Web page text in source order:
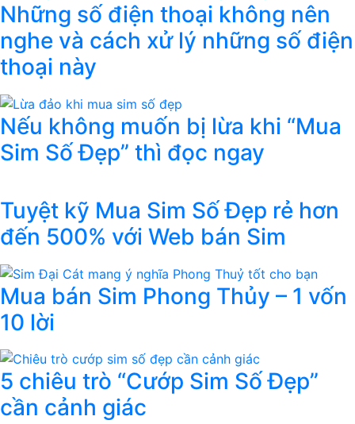
Những số điện thoại không nên
nghe và cách xử lý những số điện
thoại này
Nếu không muốn bị lừa khi “Mua
Sim Số Đẹp” thì đọc ngay
Tuyệt kỹ Mua Sim Số Đẹp rẻ hơn
đến 500% với Web bán Sim
Mua bán Sim Phong Thủy – 1 vốn
10 lời
5 chiêu trò “Cướp Sim Số Đẹp”
cần cảnh giác